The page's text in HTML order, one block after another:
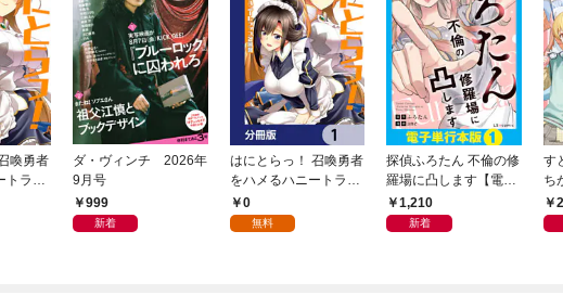
喚勇者
トラッ
ダ・ヴィンチ 2026年
9月号
999
新着
はにとらっ！ 召喚勇者
をハメるハニートラッ
プ包囲網【分冊版】
1
0
無料
探偵ふろたん 不倫の修
羅場に凸します【電子
単行本版】1
1,210
新着
す
ち